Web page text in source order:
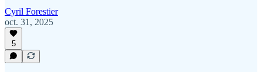
Cyril Forestier
oct. 31, 2025
5